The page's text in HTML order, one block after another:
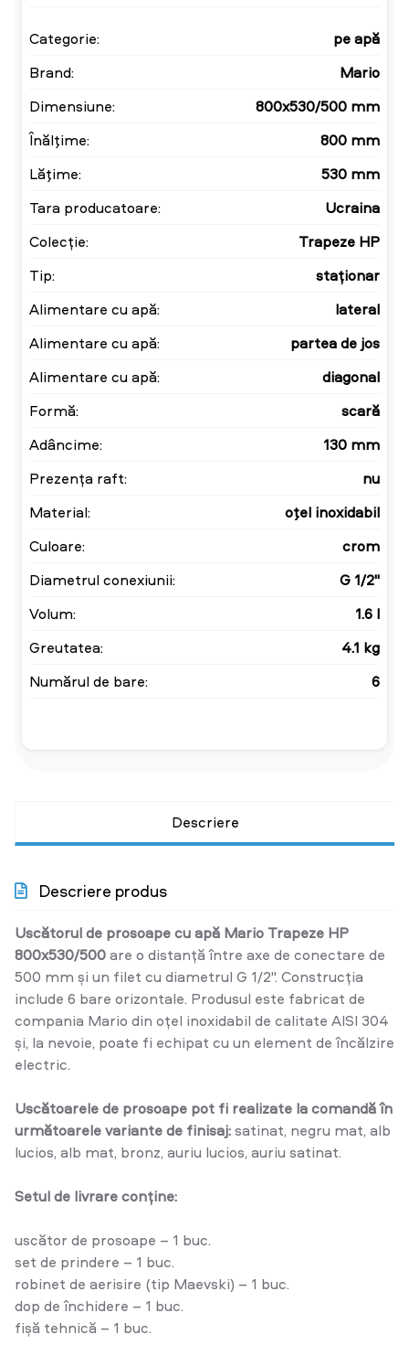
Categorie:
pe apă
Brand:
Mario
Dimensiune:
800x530/500 mm
Înălţime:
800 mm
Lăţime:
530 mm
Tara producatoare:
Ucraina
Colecție:
Trapeze HP
Tip:
staționar
Alimentare cu apă:
lateral
Alimentare cu apă:
partea de jos
Alimentare cu apă:
diagonal
Formă:
scară
Adâncime:
130 mm
Prezența raft:
nu
Material:
oţel inoxidabil
Culoare:
crom
Diametrul conexiunii:
G 1/2''
Volum:
1.6 l
Greutatea:
4.1 kg
Numărul de bare:
6
Descriere
Descriere produs
Uscătorul de prosoape cu apă Mario Trapeze HP
800x530/500are o distanță între axe de conectare de
500 mm și un filet cu diametrul G 1/2". Construcția
include 6 bare orizontale. Produsul este fabricat de
compania Mario din oțel inoxidabil de calitate AISI 304
și, la nevoie, poate fi echipat cu un element de încălzire
electric.
Uscătoarele de prosoape pot fi realizate la comandă în
următoarele variante de finisaj:satinat, negru mat, alb
lucios, alb mat, bronz, auriu lucios, auriu satinat.
Setul de livrare conține:
uscător de prosoape – 1 buc.
set de prindere – 1 buc.
robinet de aerisire (tip Maevski) – 1 buc.
dop de închidere – 1 buc.
fișă tehnică – 1 buc.